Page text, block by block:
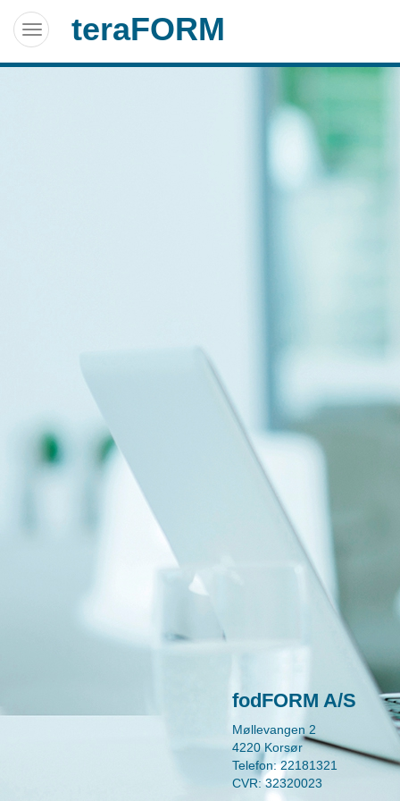
teraFORM
fodFORM A/S
Møllevangen 2
4220 Korsør
Telefon: 22181321
CVR: 32320023